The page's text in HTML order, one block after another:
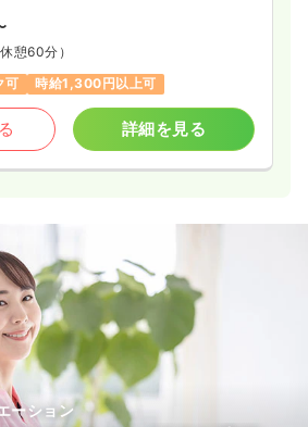
休憩60分）
可 時給1,300円以上可
詳細を見る
ーション